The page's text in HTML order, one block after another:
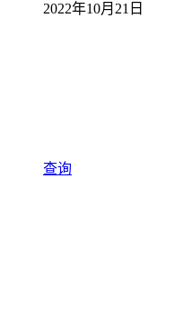
2022年10月21日
查询